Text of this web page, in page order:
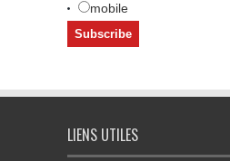
mobile
LIENS UTILES